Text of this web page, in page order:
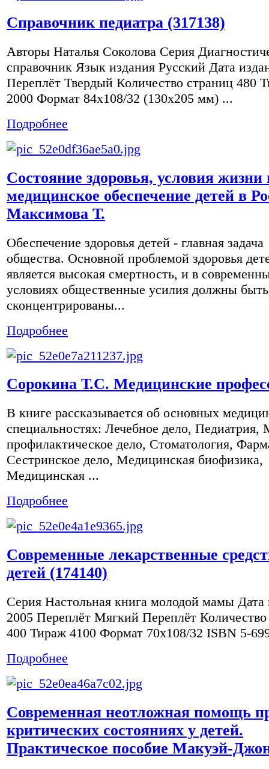
Справочник педиатра (317138)
Авторы Наталья Соколова Серия
справочник Язык издания Русский Дата
Переплёт Твердый Количество страниц 480
2000 Формат 84x108/32 (130х205 мм) ...
Подробнее
Состояние здоровья, условия жизни
медицинское обеспечение детей в
Максимова Т.
Обеспечение здоровья детей - главная задача
общества. Основной проблемой здоровья
является высокая смертность, и в
условиях общественные усилия должны быть
сконцентрированы...
Подробнее
Сорокина Т.С. Медицинские
В книге рассказывается об основных
специальностях: Лечебное дело, Педиатрия,
профилактическое дело, Стоматология,
Сестринское дело, Медицинская биофизика,
Медицинская ...
Подробнее
Современные лекарственные
детей (174140)
Серия Настольная книга молодой мамы Дата
2005 Переплёт Мягкий Переплёт
400 Тираж 4100 Формат 70x108/32 ISBN 5-
Подробнее
Современная неотложная помощь
критических состояниях у детей.
Практическое пособие Макуэй-